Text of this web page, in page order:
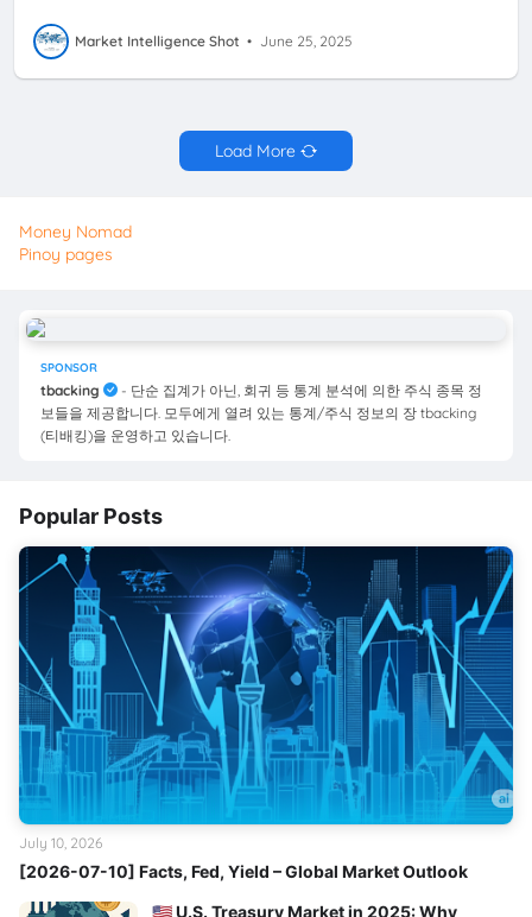
Market Intelligence Shot • June 25, 2025
Load More
Money Nomad
Pinoy pages
SPONSOR
tbacking
- 단순 집계가 아닌, 회귀 등 통계 분석에 의한 주식 종목 정
보들을 제공합니다. 모두에게 열려 있는 통계/주식 정보의 장 tbacking
(티배킹)을 운영하고 있습니다.
Popular Posts
[2026-07-10] Facts, Fed, Yield – Global Market Outlook
July 10, 2026
🇺🇸 U.S. Treasury Market in 2025: Why